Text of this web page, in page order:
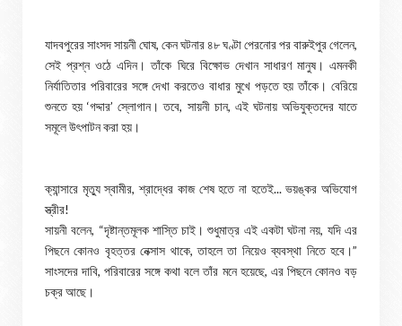
যাদবপুরের সাংসদ সায়নী ঘোষ, কেন ঘটনার ৪৮ ঘণ্টা পেরনোর পর বারুইপুর গেলেন,
সেই প্রশ্ন ওঠে এদিন। তাঁকে ঘিরে বিক্ষোভ দেখান সাধারণ মানুষ। এমনকী
নির্যাতিতার পরিবারের সঙ্গে দেখা করতেও বাধার মুখে পড়তে হয় তাঁকে। বেরিয়ে
শুনতে হয় ‘গদ্দার’ স্লোগান। তবে, সায়নী চান, এই ঘটনায় অভিযুক্তদের যাতে
সমূলে উৎপাটন করা হয়।
ক্যান্সারে মৃত্যু স্বামীর, শ্রাদ্ধের কাজ শেষ হতে না হতেই... ভয়ঙ্কর অভিযোগ
স্ত্রীর!
সায়নী বলেন, “দৃষ্টান্তমূলক শাস্তি চাই। শুধুমাত্র এই একটা ঘটনা নয়, যদি এর
পিছনে কোনও বৃহত্তর নেক্সাস থাকে, তাহলে তা নিয়েও ব্যবস্থা নিতে হবে।”
সাংসদের দাবি, পরিবারের সঙ্গে কথা বলে তাঁর মনে হয়েছে, এর পিছনে কোনও বড়
চক্র আছে।